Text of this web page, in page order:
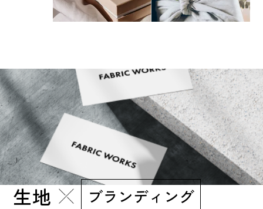
生地 ブランディング